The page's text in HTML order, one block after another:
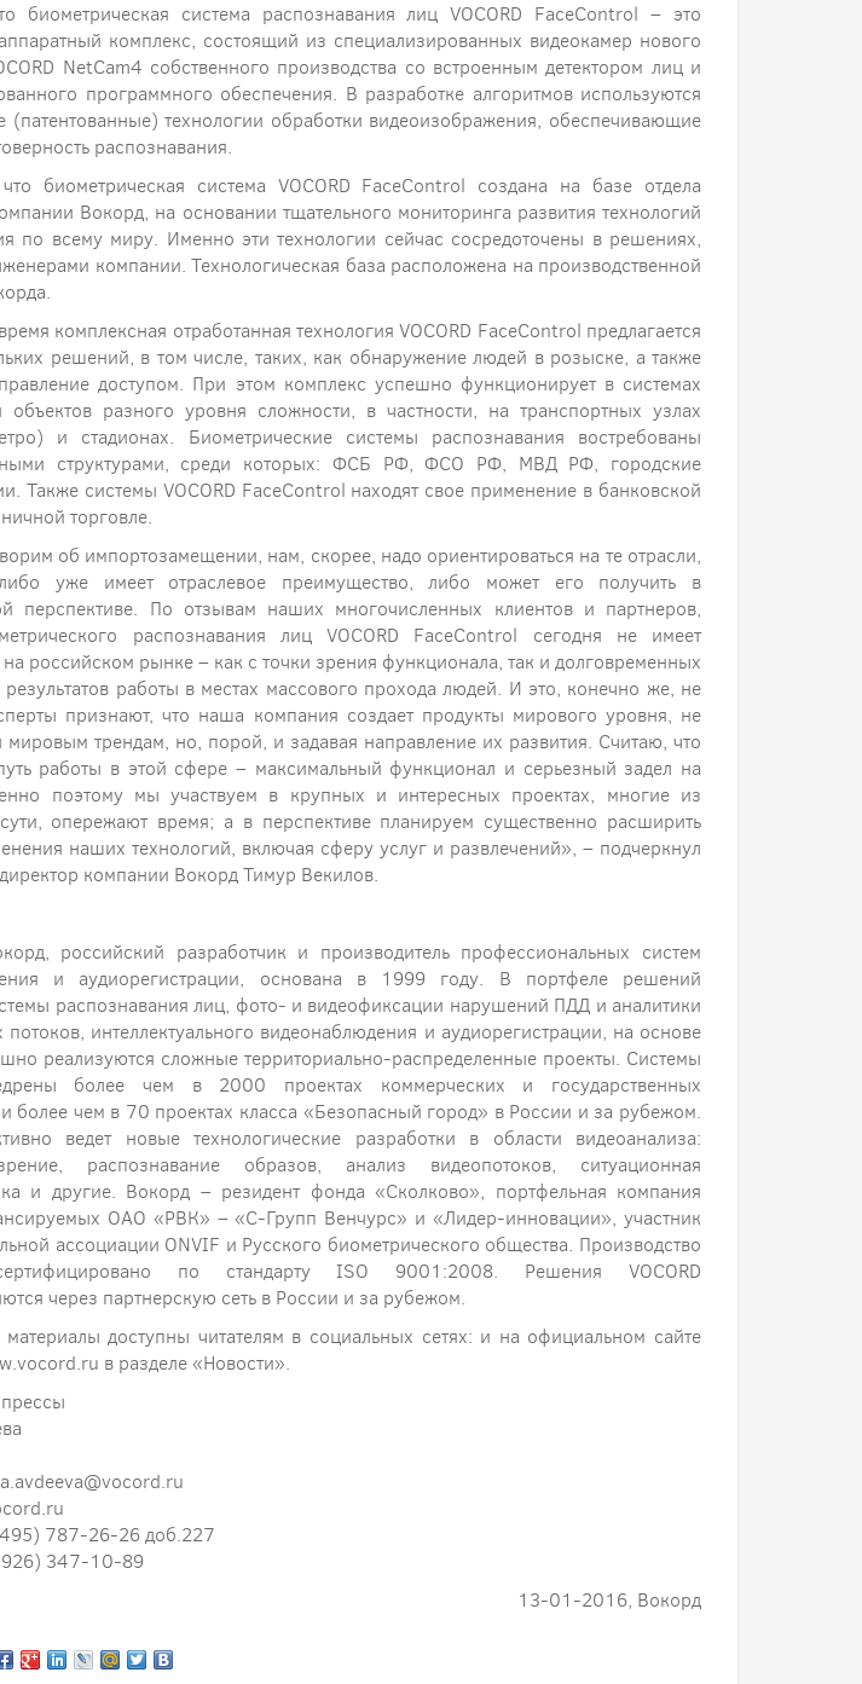
биометрическая система распознавания лиц VOCORD FaceControl – это
комплекс, состоящий из специализированных видеокамер нового
NetCam4 собственного производства со встроенным детектором лиц и
программного обеспечения. В разработке алгоритмов используются
(патентованные) технологии обработки видеоизображения, обеспечивающие
распознавания.
биометрическая система VOCORD FaceControl создана на базе отдела
Вокорд, на основании тщательного мониторинга развития технологий
по всему миру. Именно эти технологии сейчас сосредоточены в решениях,
компании. Технологическая база расположена на производственной
комплексная отработанная технология VOCORD FaceControl предлагается
решений, в том числе, таких, как обнаружение людей в розыске, а также
доступом. При этом комплекс успешно функционирует в системах
объектов разного уровня сложности, в частности, на транспортных узлах
и стадионах. Биометрические системы распознавания востребованы
структурами, среди которых: ФСБ РФ, ФСО РФ, МВД РФ, городские
Также системы VOCORD FaceControl находят свое применение в банковской
торговле.
об импортозамещении, нам, скорее, надо ориентироваться на те отрасли,
уже имеет отраслевое преимущество, либо может его получить в
перспективе. По отзывам наших многочисленных клиентов и партнеров,
распознавания лиц VOCORD FaceControl сегодня не имеет
на российском рынке – как с точки зрения функционала, так и долговременных
результатов работы в местах массового прохода людей. И это, конечно же, не
признают, что наша компания создает продукты мирового уровня, не
мировым трендам, но, порой, и задавая направление их развития. Считаю, что
работы в этой сфере – максимальный функционал и серьезный задел на
поэтому мы участвуем в крупных и интересных проектах, многие из
опережают время; а в перспективе планируем существенно расширить
наших технологий, включая сферу услуг и развлечений», – подчеркнул
компании Вокорд Тимур Векилов.
российский разработчик и производитель профессиональных систем
и аудиорегистрации, основана в 1999 году. В портфеле решений
распознавания лиц, фото- и видеофиксации нарушений ПДД и аналитики
потоков, интеллектуального видеонаблюдения и аудиорегистрации, на основе
реализуются сложные территориально-распределенные проекты. Системы
более чем в 2000 проектах коммерческих и государственных
более чем в 70 проектах класса «Безопасный город» в России и за рубежом.
ведет новые технологические разработки в области видеоанализа:
распознавание образов, анализ видеопотоков, ситуационная
и другие. Вокорд – резидент фонда «Сколково», портфельная компания
ОАО «РВК» – «С-Групп Венчурс» и «Лидер-инновации», участник
ассоциации ONVIF и Русского биометрического общества. Производство
по стандарту ISO 9001:2008. Решения VOCORD
через партнерскую сеть в России и за рубежом.
доступны читателям в социальных сетях: и на официальном сайте
в разделе «Новости».
787-26-26 доб.227
347-10-89
13-01-2016, Вокорд